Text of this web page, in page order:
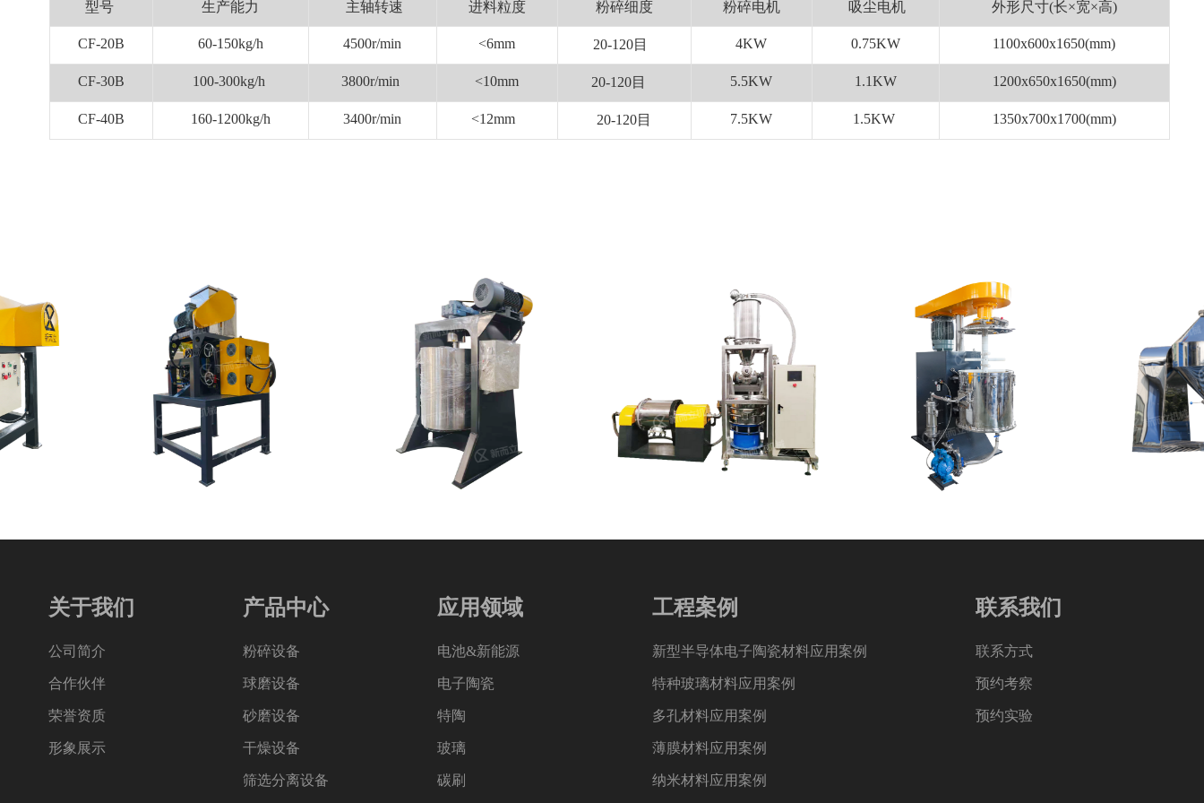
型号 生产能力 主轴转速 进料粒度 粉碎细度 粉碎电机 吸尘电机 外形尺寸(长×宽×高)
CF-20B 60-150kg/h 4500r/min <6mm 20-120目 4KW 0.75KW 1100x600x1650(mm)
CF-30B 100-300kg/h 3800r/min <10mm 20-120目 5.5KW 1.1KW 1200x650x1650(mm)
CF-40B 160-1200kg/h 3400r/min <12mm 20-120目 7.5KW 1.5KW 1350x700x1700(mm)
关于我们
公司简介
合作伙伴
荣誉资质
形象展示
产品中心
粉碎设备
球磨设备
砂磨设备
干燥设备
筛选分离设备
应用领域
电池&新能源
电子陶瓷
特陶
玻璃
碳刷
工程案例
新型半导体电子陶瓷材料应用案例
特种玻璃材料应用案例
多孔材料应用案例
薄膜材料应用案例
纳米材料应用案例
联系我们
联系方式
预约考察
预约实验